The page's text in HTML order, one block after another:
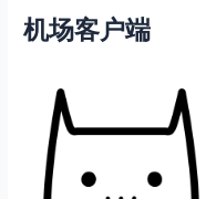
机场客户端